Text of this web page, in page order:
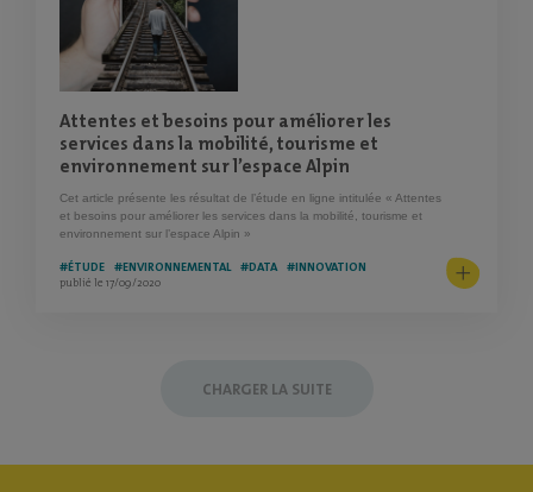
Attentes et besoins pour améliorer les
services dans la mobilité, tourisme et
environnement sur l’espace Alpin
Cet article présente les résultat de l’étude en ligne intitulée « Attentes
et besoins pour améliorer les services dans la mobilité, tourisme et
environnement sur l’espace Alpin »
#ÉTUDE #ENVIRONNEMENTAL #DATA #INNOVATION
publié le 17/09/2020
CHARGER LA SUITE